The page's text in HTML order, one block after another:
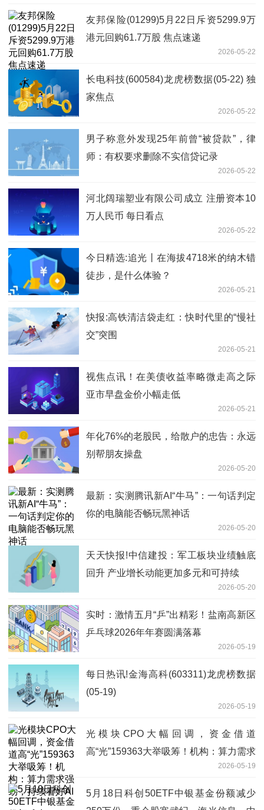
友邦保险(01299)5月22日斥资5299.9万
港元回购61.7万股 焦点速递
2026-05-22
长电科技(600584)龙虎榜数据(05-22) 独
家焦点
2026-05-22
男子称意外发现25年前曾“被贷款”，律
师：有权要求删除不实信贷记录
2026-05-22
河北阔瑞塑业有限公司成立 注册资本10
万人民币 每日看点
2026-05-22
今日精选:追光丨在海拔4718米的纳木错
徒步，是什么体验？
2026-05-21
快报:高铁清洁袋走红：快时代里的“慢社
交”突围
2026-05-21
视焦点讯！在美债收益率略微走高之际
亚市早盘金价小幅走低
2026-05-21
年化76%的老股民，给散户的忠告：永远
别帮朋友操盘
2026-05-20
最新：实测腾讯新AI“牛马”：一句话判定
你的电脑能否畅玩黑神话
2026-05-20
天天快报!中信建投：军工板块业绩触底
回升 产业增长动能更加多元和可持续
2026-05-20
实时：激情五月“乒”出精彩！盐南高新区
乒乓球2026年年赛圆满落幕
2026-05-19
每日热讯!金海高科(603311)龙虎榜数据
(05-19)
2026-05-19
光模块CPO大幅回调，资金借道
高“光”159363大举吸筹！机构：算力需求
2026-05-19
5月18日科创50ETF中银基金份额减少